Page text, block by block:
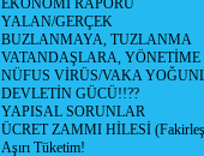
EKONOMİ RAPORU
YALAN/GERÇEK
BUZLANMAYA, TUZLANMA
VATANDAŞLARA,
NÜFUS VİRÜS/VAKA
DEVLETİN GÜCÜ!!??
YAPISAL SORUNLAR
ÜCRET ZAMMI HİLESİ
Aşırı Tüketim!